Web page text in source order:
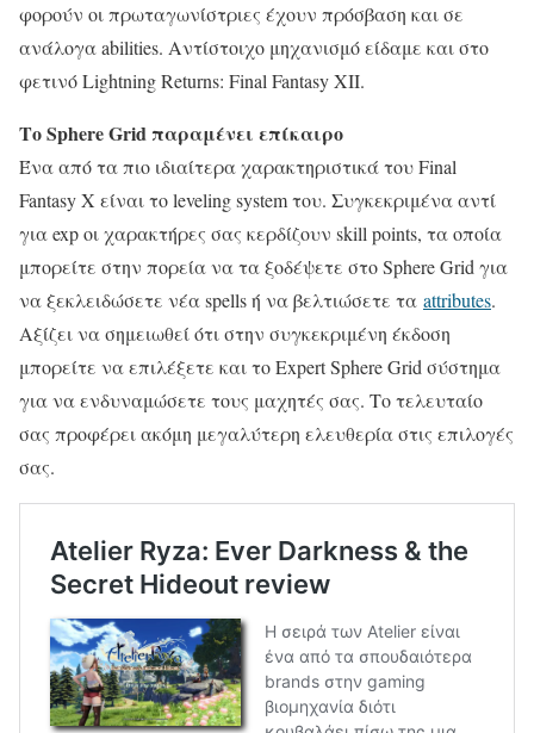
φορούν οι πρωταγωνίστριες έχουν πρόσβαση και σε
ανάλογα abilities. Αντίστοιχο μηχανισμό είδαμε και στο
φετινό Lightning Returns: Final Fantasy XII.
Το Sphere Grid παραμένει επίκαιρο
Ένα από τα πιο ιδιαίτερα χαρακτηριστικά του Final
Fantasy X είναι το leveling system του. Συγκεκριμένα αντί
για exp οι χαρακτήρες σας κερδίζουν skill points, τα οποία
μπορείτε στην πορεία να τα ξοδέψετε στο Sphere Grid για
να ξεκλειδώσετε νέα spells ή να βελτιώσετε τα attributes.
Αξίζει να σημειωθεί ότι στην συγκεκριμένη έκδοση
μπορείτε να επιλέξετε και το Expert Sphere Grid σύστημα
για να ενδυναμώσετε τους μαχητές σας. Το τελευταίο
σας προφέρει ακόμη μεγαλύτερη ελευθερία στις επιλογές
σας.